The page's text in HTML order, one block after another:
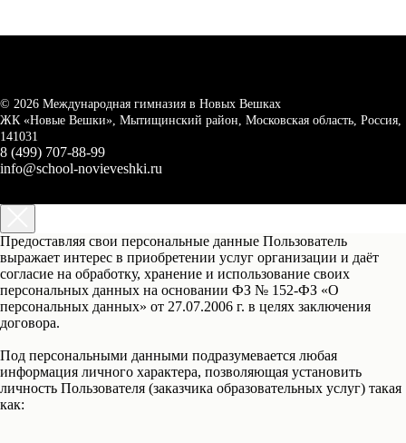
© 2026 Международная гимназия в Новых Вешках
ЖК «Новые Вешки», Мытищинский район, Московская область, Россия,
141031
8 (499) 707-88-99
info@school-novieveshki.ru
Предоставляя свои персональные данные Пользователь
выражает интерес в приобретении услуг организации и даёт
согласие на обработку, хранение и использование своих
персональных данных на основании ФЗ № 152-ФЗ «О
персональных данных» от 27.07.2006 г. в целях заключения
договора.
Под персональными данными подразумевается любая
информация личного характера, позволяющая установить
личность Пользователя (заказчика образовательных услуг) такая
как: